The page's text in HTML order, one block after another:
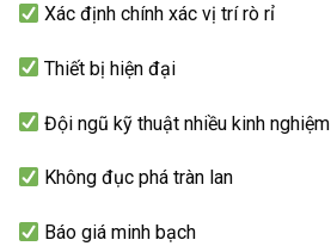
Xác định chính xác vị trí rò rỉ
Thiết bị hiện đại
Đội ngũ kỹ thuật nhiều kinh nghiệm
Không đục phá tràn lan
Báo giá minh bạch